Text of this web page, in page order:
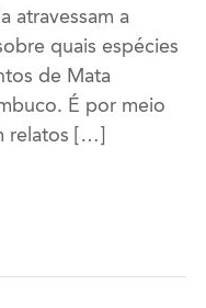
atravessam a
quais espécies
de Mata
É por meio
relatos […]